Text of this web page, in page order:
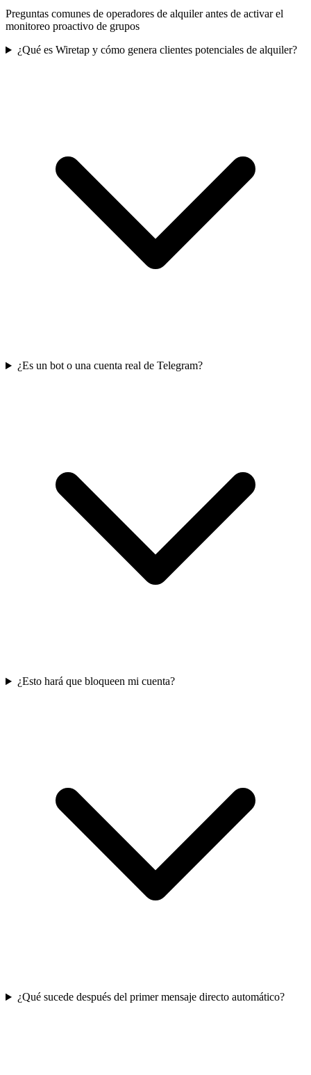
Preguntas comunes de operadores de alquiler antes de activar el
monitoreo proactivo de grupos
¿Qué es Wiretap y cómo genera clientes potenciales de alquiler?
¿Es un bot o una cuenta real de Telegram?
¿Esto hará que bloqueen mi cuenta?
¿Qué sucede después del primer mensaje directo automático?